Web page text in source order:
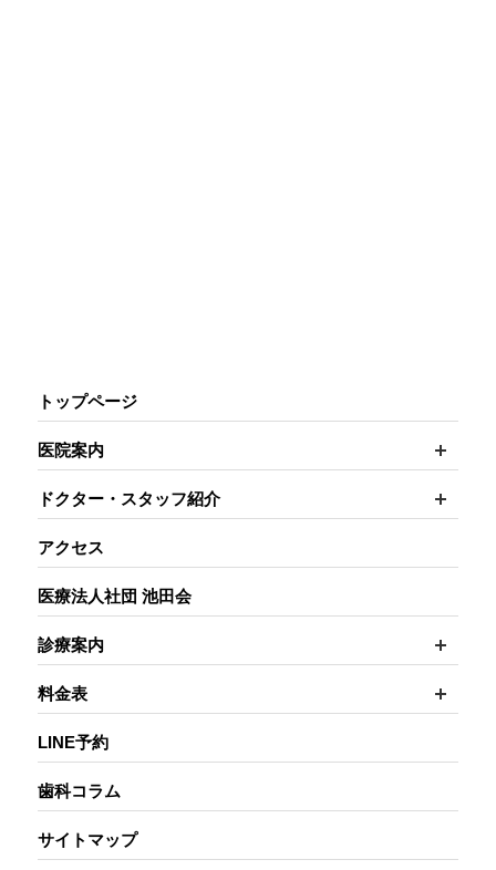
トップページ
医院案内
ドクター・スタッフ紹介
アクセス
医療法人社団 池田会
診療案内
料金表
LINE予約
歯科コラム
サイトマップ